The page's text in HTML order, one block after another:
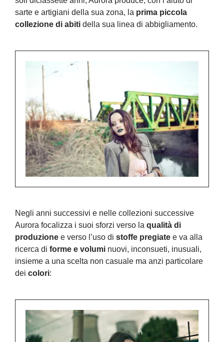
sarte e artigiani della sua zona, la prima piccola
collezione di abiti della sua linea di abbigliamento.
Negli anni successivi e nelle collezioni successive
Aurora focalizza i suoi sforzi verso la qualità di
produzione e verso l’uso di stoffe pregiate e va alla
ricerca di forme e volumi nuovi, inconsueti, inusuali,
insieme a una scelta non casuale ma anzi particolare
dei colori: